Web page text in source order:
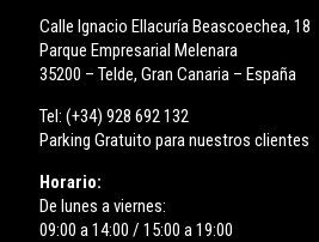
Calle Ignacio Ellacuría Beascoechea, 18
Parque Empresarial Melenara
35200 – Telde, Gran Canaria – España
Tel: (+34) 928 692 132
Parking Gratuito para nuestros clientes
Horario:
De lunes a viernes:
09:00 a 14:00 / 15:00 a 19:00